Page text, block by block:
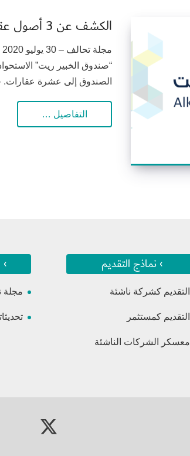
الكشف عن 3 أصول عقارية ينوي “صندوق الخبير ريت” الاستحواذ عليها
“صندوق الخبير ريت”
الصندوق إلى عشرة عقارات.
التفاصيل …
› نماذج التقديم
التقديم كشركة ناشئة
التقديم كمستثمر
معسكر الشركات الناشئة
مجلة